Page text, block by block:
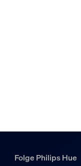
Folge Philips Hue